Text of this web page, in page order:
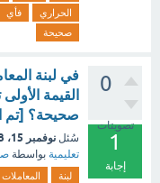
الحراري
فأي
صحيحة
0
تصويتات
1
إجابة
في لبنة
صحيحة؟ [تم
سُئل نوفمبر 15، 2023
تعليمية بواسطة
لبنة المعاملات